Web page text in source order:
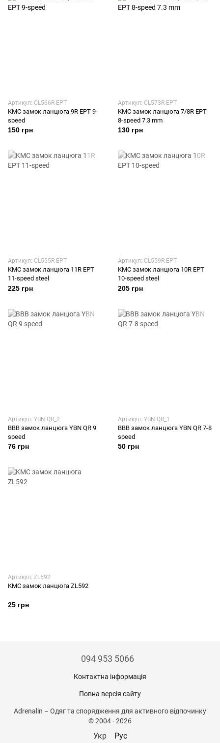
Артикул: CL566R-EPT
KMC замок ланцюга 9R EPT 9-
speed
150 грн
Артикул: CL573R-EPT
KMC замок ланцюга 7/8R EPT
8-speed 7.3 mm
130 грн
Артикул: CL555R-EPT
KMC замок ланцюга 11R EPT
11-speed steel
225 грн
Артикул: CL559R-EPT
KMC замок ланцюга 10R EPT
10-speed steel
205 грн
Артикул: YBN QR_2
BBB замок ланцюга YBN QR 9
speed
76 грн
Артикул: YBN QR_1
BBB замок ланцюга YBN QR 7-8
speed
50 грн
Артикул: ZL592
KMC замок ланцюга ZL592
25 грн
094 953 5066
Контактна інформація
Повна версія сайту
Adrenalin – Одяг та спорядження для активного відпочинку
© 2004 - 2026
Укр Рус